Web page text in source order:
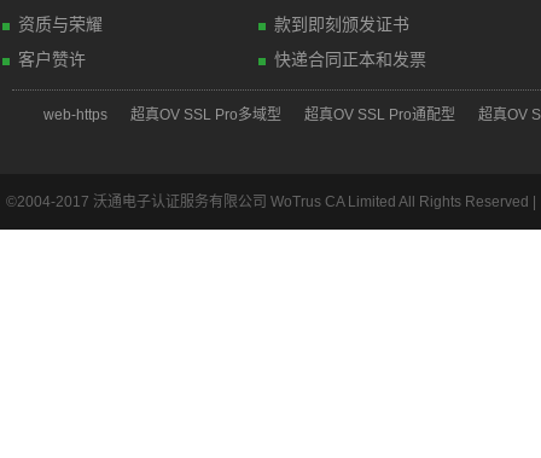
资质与荣耀
客户赞许
款到即刻颁发证书
快递合同正本和发票
web-https 超真OV SSL Pro多域型 超真OV SSL Pro通配型 超真OV
©2004-2017 沃通电子认证服务有限公司 WoTrus CA Limited All Rights Reserved |